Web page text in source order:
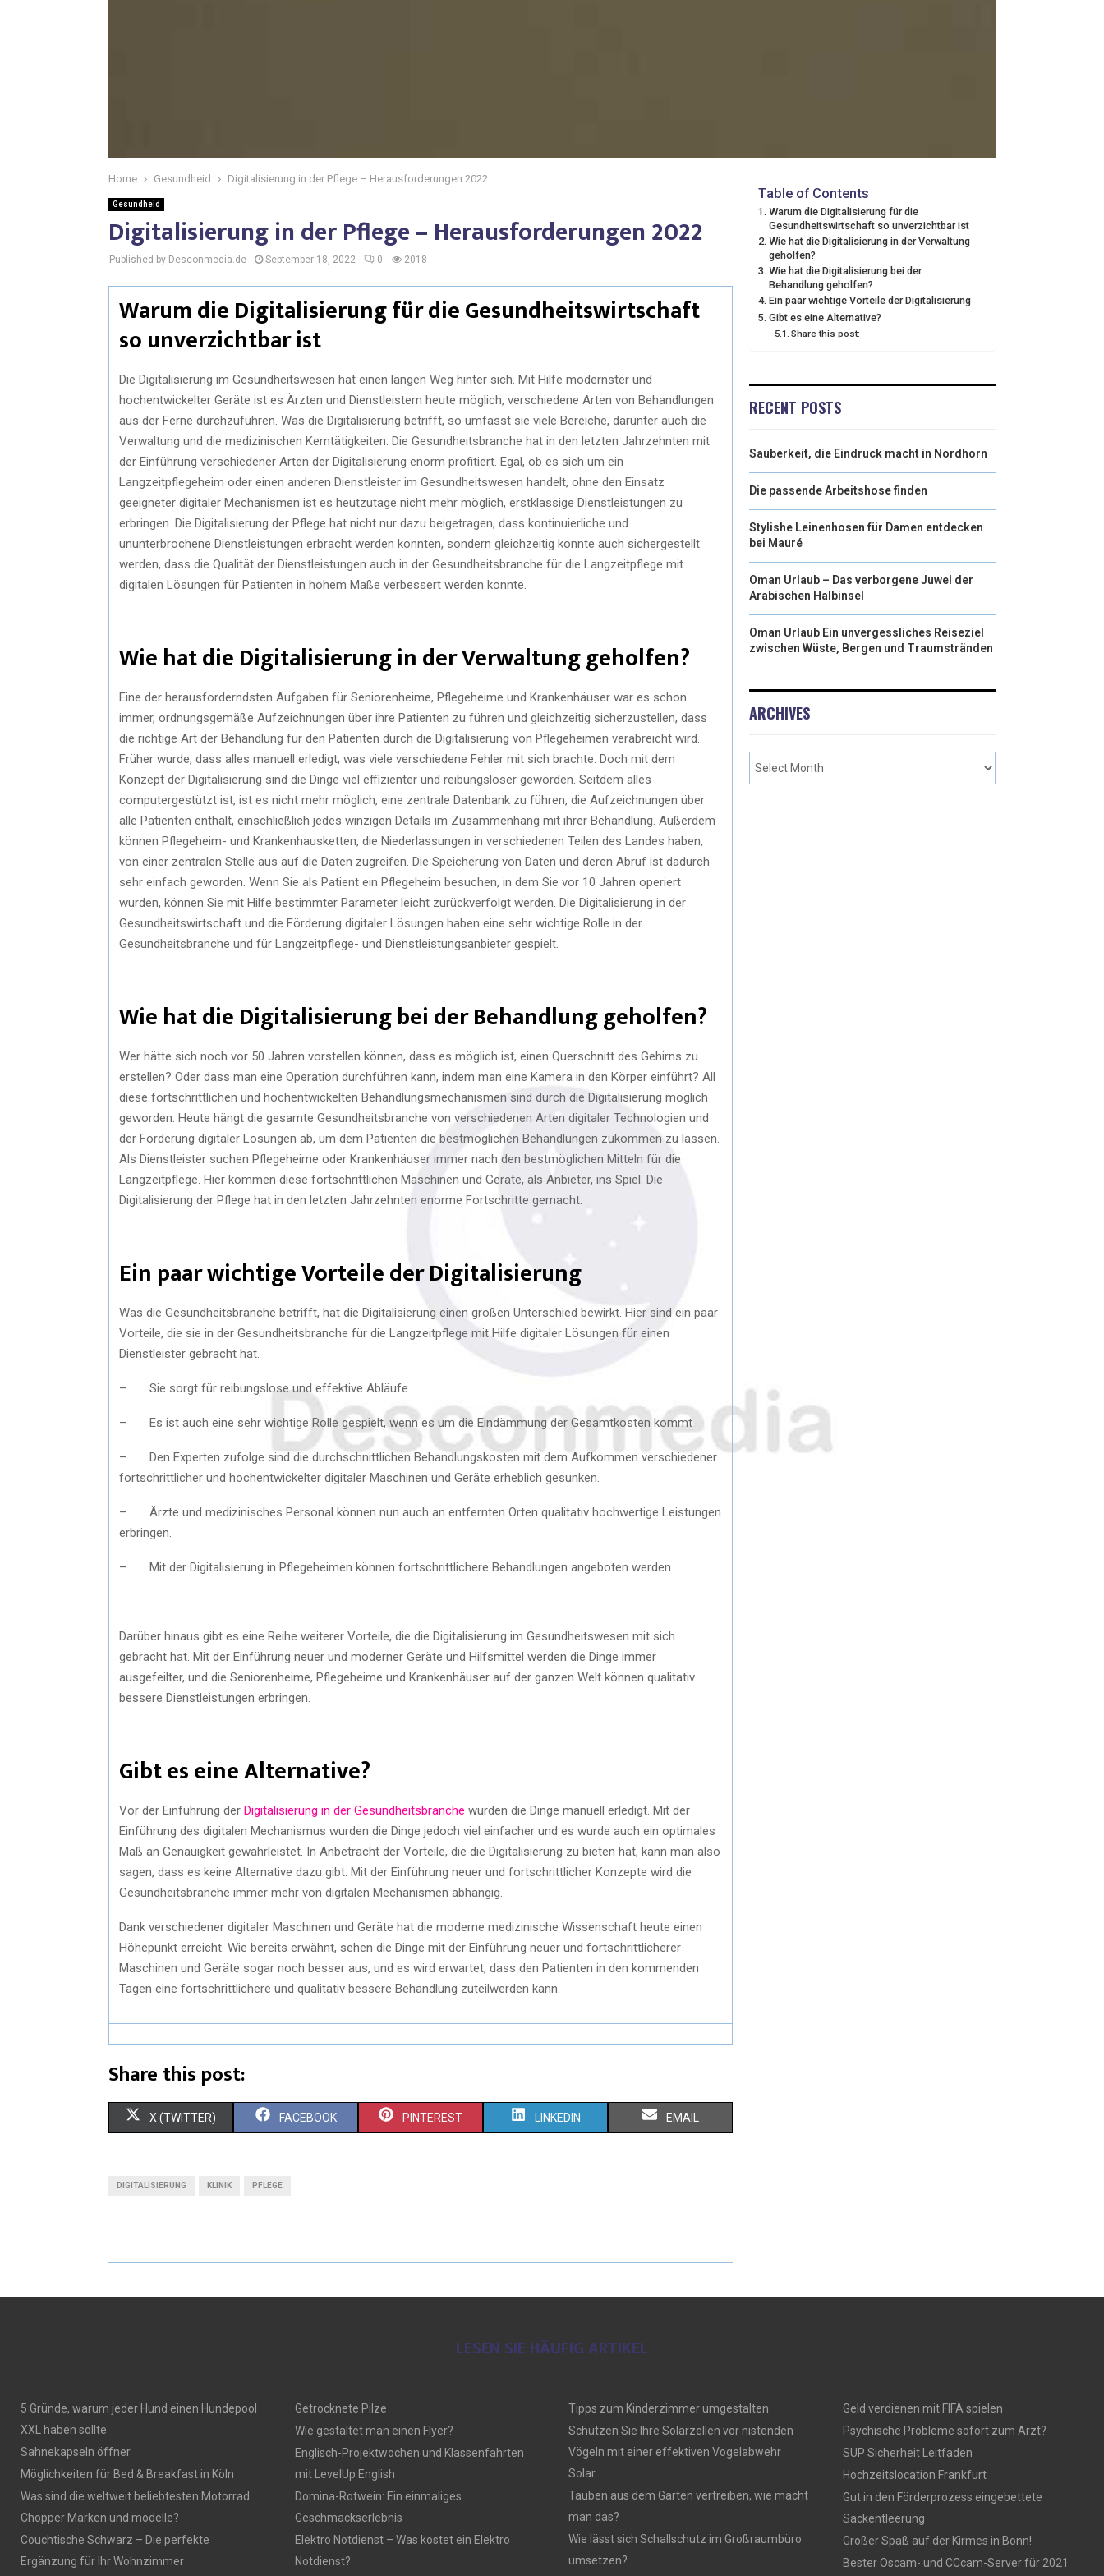
Home Gesundheid Digitalisierung in der Pflege – Herausforderungen 2022
Gesundheid
Digitalisierung in der Pflege – Herausforderungen 2022
Published by Desconmedia.de September 18, 2022 0 2018
Warum die Digitalisierung für die Gesundheitswirtschaft
so unverzichtbar ist
Die Digitalisierung im Gesundheitswesen hat einen langen Weg hinter sich. Mit Hilfe modernster und
hochentwickelter Geräte ist es Ärzten und Dienstleistern heute möglich, verschiedene Arten von Behandlungen
aus der Ferne durchzuführen. Was die Digitalisierung betrifft, so umfasst sie viele Bereiche, darunter auch die
Verwaltung und die medizinischen Kerntätigkeiten. Die Gesundheitsbranche hat in den letzten Jahrzehnten mit
der Einführung verschiedener Arten der Digitalisierung enorm profitiert. Egal, ob es sich um ein
Langzeitpflegeheim oder einen anderen Dienstleister im Gesundheitswesen handelt, ohne den Einsatz
geeigneter digitaler Mechanismen ist es heutzutage nicht mehr möglich, erstklassige Dienstleistungen zu
erbringen. Die Digitalisierung der Pflege hat nicht nur dazu beigetragen, dass kontinuierliche und
ununterbrochene Dienstleistungen erbracht werden konnten, sondern gleichzeitig konnte auch sichergestellt
werden, dass die Qualität der Dienstleistungen auch in der Gesundheitsbranche für die Langzeitpflege mit
digitalen Lösungen für Patienten in hohem Maße verbessert werden konnte.
Wie hat die Digitalisierung in der Verwaltung geholfen?
Eine der herausforderndsten Aufgaben für Seniorenheime, Pflegeheime und Krankenhäuser war es schon
immer, ordnungsgemäße Aufzeichnungen über ihre Patienten zu führen und gleichzeitig sicherzustellen, dass
die richtige Art der Behandlung für den Patienten durch die Digitalisierung von Pflegeheimen verabreicht wird.
Früher wurde, dass alles manuell erledigt, was viele verschiedene Fehler mit sich brachte. Doch mit dem
Konzept der Digitalisierung sind die Dinge viel effizienter und reibungsloser geworden. Seitdem alles
computergestützt ist, ist es nicht mehr möglich, eine zentrale Datenbank zu führen, die Aufzeichnungen über
alle Patienten enthält, einschließlich jedes winzigen Details im Zusammenhang mit ihrer Behandlung. Außerdem
können Pflegeheim- und Krankenhausketten, die Niederlassungen in verschiedenen Teilen des Landes haben,
von einer zentralen Stelle aus auf die Daten zugreifen. Die Speicherung von Daten und deren Abruf ist dadurch
sehr einfach geworden. Wenn Sie als Patient ein Pflegeheim besuchen, in dem Sie vor 10 Jahren operiert
wurden, können Sie mit Hilfe bestimmter Parameter leicht zurückverfolgt werden. Die Digitalisierung in der
Gesundheitswirtschaft und die Förderung digitaler Lösungen haben eine sehr wichtige Rolle in der
Gesundheitsbranche und für Langzeitpflege- und Dienstleistungsanbieter gespielt.
Wie hat die Digitalisierung bei der Behandlung geholfen?
Wer hätte sich noch vor 50 Jahren vorstellen können, dass es möglich ist, einen Querschnitt des Gehirns zu
erstellen? Oder dass man eine Operation durchführen kann, indem man eine Kamera in den Körper einführt? All
diese fortschrittlichen und hochentwickelten Behandlungsmechanismen sind durch die Digitalisierung möglich
geworden. Heute hängt die gesamte Gesundheitsbranche von verschiedenen Arten digitaler Technologien und
der Förderung digitaler Lösungen ab, um dem Patienten die bestmöglichen Behandlungen zukommen zu lassen.
Als Dienstleister suchen Pflegeheime oder Krankenhäuser immer nach den bestmöglichen Mitteln für die
Langzeitpflege. Hier kommen diese fortschrittlichen Maschinen und Geräte, als Anbieter, ins Spiel. Die
Digitalisierung der Pflege hat in den letzten Jahrzehnten enorme Fortschritte gemacht.
Ein paar wichtige Vorteile der Digitalisierung
Was die Gesundheitsbranche betrifft, hat die Digitalisierung einen großen Unterschied bewirkt. Hier sind ein paar
Vorteile, die sie in der Gesundheitsbranche für die Langzeitpflege mit Hilfe digitaler Lösungen für einen
Dienstleister gebracht hat.
– Sie sorgt für reibungslose und effektive Abläufe.
– Es ist auch eine sehr wichtige Rolle gespielt, wenn es um die Eindämmung der Gesamtkosten kommt
– Den Experten zufolge sind die durchschnittlichen Behandlungskosten mit dem Aufkommen verschiedener
fortschrittlicher und hochentwickelter digitaler Maschinen und Geräte erheblich gesunken.
– Ärzte und medizinisches Personal können nun auch an entfernten Orten qualitativ hochwertige Leistungen
erbringen.
– Mit der Digitalisierung in Pflegeheimen können fortschrittlichere Behandlungen angeboten werden.
Darüber hinaus gibt es eine Reihe weiterer Vorteile, die die Digitalisierung im Gesundheitswesen mit sich
gebracht hat. Mit der Einführung neuer und moderner Geräte und Hilfsmittel werden die Dinge immer
ausgefeilter, und die Seniorenheime, Pflegeheime und Krankenhäuser auf der ganzen Welt können qualitativ
bessere Dienstleistungen erbringen.
Gibt es eine Alternative?
Vor der Einführung der Digitalisierung in der Gesundheitsbranche wurden die Dinge manuell erledigt. Mit der
Einführung des digitalen Mechanismus wurden die Dinge jedoch viel einfacher und es wurde auch ein optimales
Maß an Genauigkeit gewährleistet. In Anbetracht der Vorteile, die die Digitalisierung zu bieten hat, kann man also
sagen, dass es keine Alternative dazu gibt. Mit der Einführung neuer und fortschrittlicher Konzepte wird die
Gesundheitsbranche immer mehr von digitalen Mechanismen abhängig.
Dank verschiedener digitaler Maschinen und Geräte hat die moderne medizinische Wissenschaft heute einen
Höhepunkt erreicht. Wie bereits erwähnt, sehen die Dinge mit der Einführung neuer und fortschrittlicherer
Maschinen und Geräte sogar noch besser aus, und es wird erwartet, dass den Patienten in den kommenden
Tagen eine fortschrittlichere und qualitativ bessere Behandlung zuteilwerden kann.
Share this post:
X (TWITTER) FACEBOOK PINTEREST LINKEDIN EMAIL
DIGITALISIERUNG KLINIK PFLEGE
Table of Contents
Warum die Digitalisierung für die
Gesundheitswirtschaft so unverzichtbar ist
Wie hat die Digitalisierung in der Verwaltung
geholfen?
Wie hat die Digitalisierung bei der
Behandlung geholfen?
Ein paar wichtige Vorteile der Digitalisierung
Gibt es eine Alternative?
Share this post:
RECENT POSTS
Sauberkeit, die Eindruck macht in Nordhorn
Die passende Arbeitshose finden
Stylishe Leinenhosen für Damen entdecken
bei Mauré
Oman Urlaub – Das verborgene Juwel der
Arabischen Halbinsel
Oman Urlaub Ein unvergessliches Reiseziel
zwischen Wüste, Bergen und Traumstränden
ARCHIVES
LESEN SIE HÄUFIG ARTIKEL
5 Gründe, warum jeder Hund einen Hundepool
XXL haben sollte
Sahnekapseln öffner
Möglichkeiten für Bed & Breakfast in Köln
Was sind die weltweit beliebtesten Motorrad
Chopper Marken und modelle?
Couchtische Schwarz – Die perfekte
Ergänzung für Ihr Wohnzimmer
Getrocknete Pilze
Wie gestaltet man einen Flyer?
Englisch-Projektwochen und Klassenfahrten
mit LevelUp English
Domina-Rotwein: Ein einmaliges
Geschmackserlebnis
Elektro Notdienst – Was kostet ein Elektro
Notdienst?
Tipps zum Kinderzimmer umgestalten
Schützen Sie Ihre Solarzellen vor nistenden
Vögeln mit einer effektiven Vogelabwehr
Solar
Tauben aus dem Garten vertreiben, wie macht
man das?
Wie lässt sich Schallschutz im Großraumbüro
umsetzen?
Geld verdienen mit FIFA spielen
Psychische Probleme sofort zum Arzt?
SUP Sicherheit Leitfaden
Hochzeitslocation Frankfurt
Gut in den Förderprozess eingebettete
Sackentleerung
Großer Spaß auf der Kirmes in Bonn!
Bester Oscam- und CCcam-Server für 2021